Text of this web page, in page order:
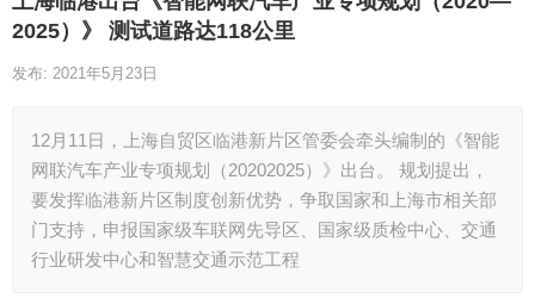
2025）》 测试道路达118公里
发布: 2021年5月23日
12月11日，上海自贸区临港新片区管委会牵头编制的《智能
网联汽车产业专项规划（20202025）》出台。 规划提出，
要发挥临港新片区制度创新优势，争取国家和上海市相关部
门支持，申报国家级车联网先导区、国家级质检中心、交通
行业研发中心和智慧交通示范工程